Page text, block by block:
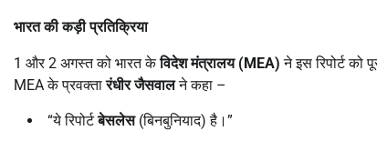
भारत की कड़ी प्रतिक्रिया
1 और 2 अगस्त को भारत केविदेश मंत्रालय (MEA) ने इस रिपोर्ट को
MEA के प्रवक्तारंधीर जैसवालने कहा –
“ये रिपोर्टबेसलेस(बिनबुनियाद) है।”